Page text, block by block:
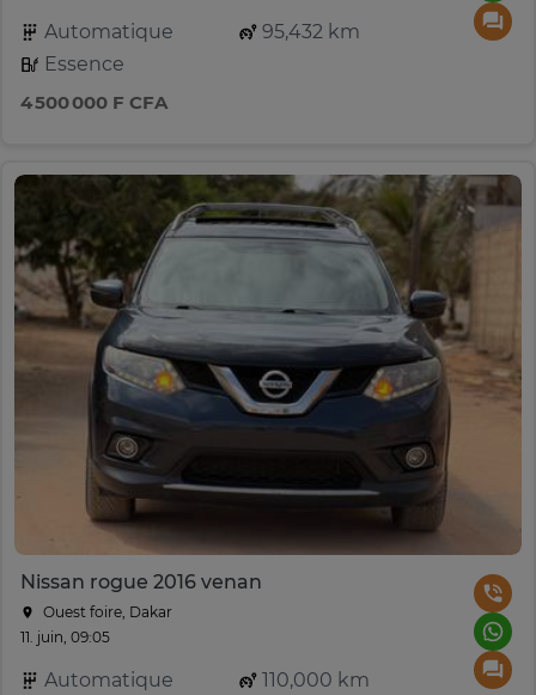
Automatique
95,432 km
Essence
4 500 000 F CFA
Nissan rogue 2016 venan
Ouest foire, Dakar
11. juin, 09:05
Automatique
110,000 km